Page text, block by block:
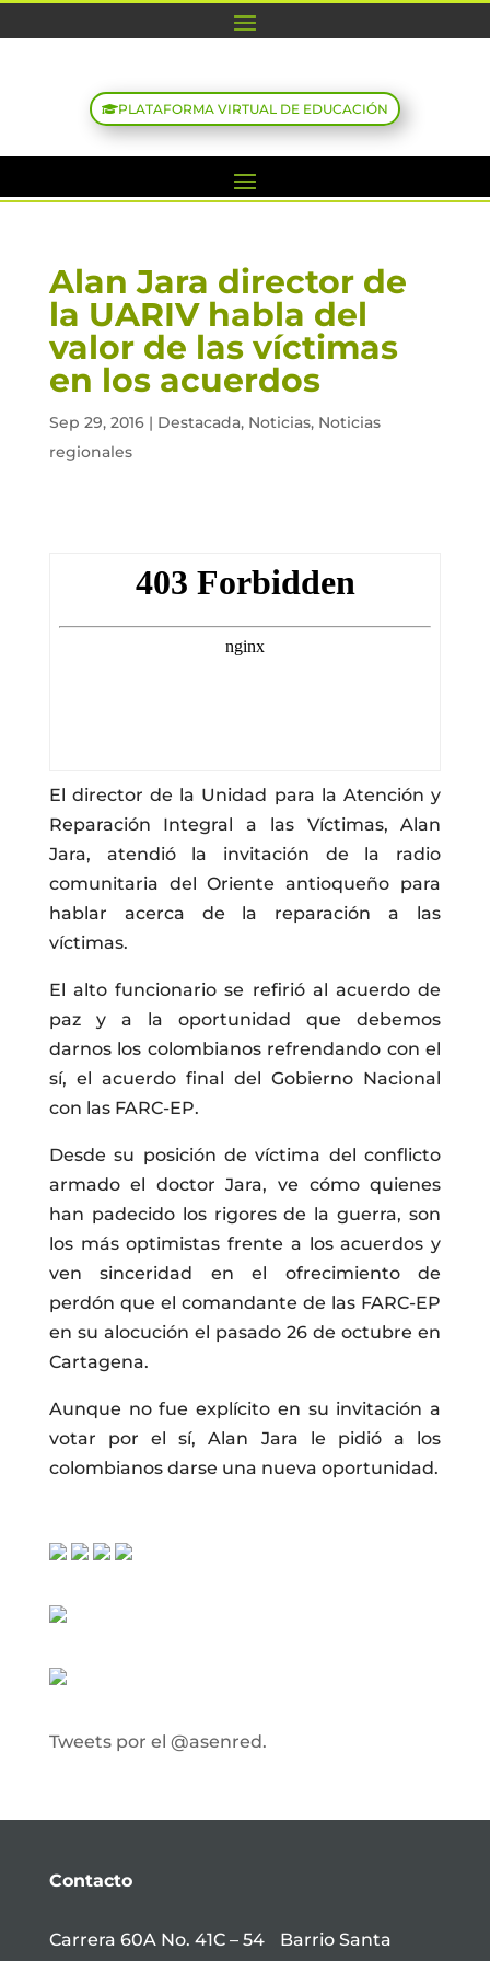
PLATAFORMA VIRTUAL DE EDUCACIÓN
Alan Jara director de
la UARIV habla del
valor de las víctimas
en los acuerdos
Sep 29, 2016| Destacada, Noticias, Noticias
regionales
El director de la Unidad para la Atención y
Reparación Integral a las Víctimas, Alan
Jara, atendió la invitación de la radio
comunitaria del Oriente antioqueño para
hablar acerca de la reparación a las
víctimas.
El alto funcionario se refirió al acuerdo de
paz y a la oportunidad que debemos
darnos los colombianos refrendando con el
sí, el acuerdo final del Gobierno Nacional
con las FARC-EP.
Desde su posición de víctima del conflicto
armado el doctor Jara, ve cómo quienes
han padecido los rigores de la guerra, son
los más optimistas frente a los acuerdos y
ven sinceridad en el ofrecimiento de
perdón que el comandante de las FARC-EP
en su alocución el pasado 26 de octubre en
Cartagena.
Aunque no fue explícito en su invitación a
votar por el sí, Alan Jara le pidió a los
colombianos darse una nueva oportunidad.
Tweets por el @asenred.
Contacto
Carrera 60A No. 41C – 54 Barrio Santa